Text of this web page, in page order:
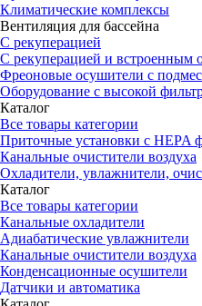
Климатические комплексы
Вентиляция для бассейна
С рекуперацией
С рекуперацией и встроенным
Фреоновые осушители с
Оборудование с высокой
Каталог
Все товары категории
Приточные установки c HEPA
Канальные очистители воздуха
Охладители, увлажнители,
Каталог
Все товары категории
Канальные охладители
Адиабатические увлажнители
Канальные очистители воздуха
Конденсационные осушители
Датчики и автоматика